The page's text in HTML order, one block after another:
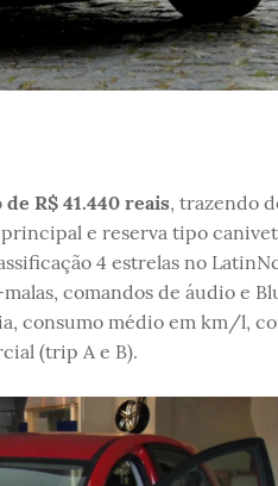
R$ 41.440 reais, trazendo
e reserva tipo
4 estrelas no
comandos de áudio e
consumo médio em km/l,
(trip A e B).